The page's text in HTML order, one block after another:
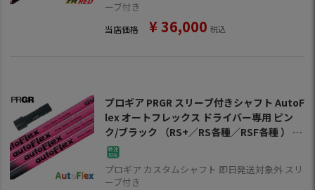
ーブ付き
当店価格 ¥36,000 税込
プロギア PRGR スリーブ付きシャフト AutoF
lex オートフレックス ドライバー専用 ピン
ク/ブラック （RS+／RS各種／RSF各種 ） ゴ
ルフ シャフト
プロギア カスタムシャフト 即日発送対象外 スリ
ーブ付き